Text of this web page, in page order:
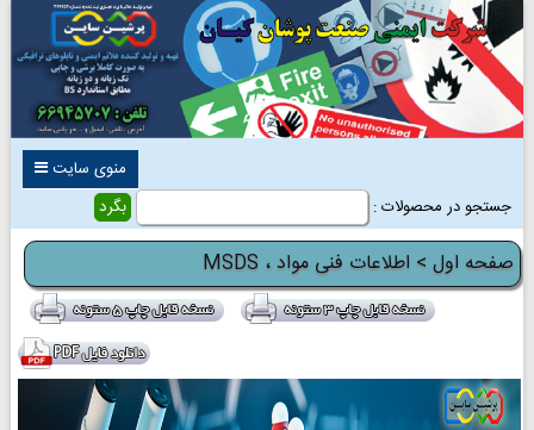
منوی سایت
جستجو در محصولات :
صفحه اول > اطلاعات فنی مواد ، MSDS